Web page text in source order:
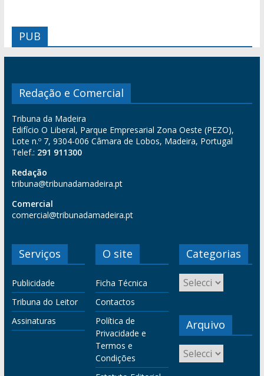
PUB
Redação e Comercial
Tribuna da Madeira
Edifício O Liberal, Parque Empresarial Zona Oeste (PEZO),
Lote n.º 7, 9304-006 Câmara de Lobos, Madeira, Portugal
Telef.: 291 911300
Redação
tribuna@tribunadamadeira.pt
Comercial
comercial@tribunadamadeira.pt
Serviços
Publicidade
Tribuna do Leitor
Assinaturas
O site
Ficha Técnica
Contactos
Política de
Privacidade e
Termos e
Condições
Categorias
Arquivo